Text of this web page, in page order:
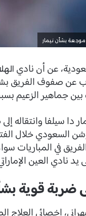
موجعة بشأن نيمار
عن أن نادي
عن صفوف الفريق
جماهير الزعيم
دا سيلفا وانتقاله
خلال الفترة
في المباريات
نادي العين
ضربة قوية